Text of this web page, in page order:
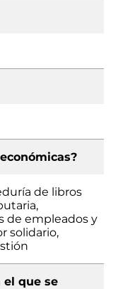
de libros
de empleados y
solidario,
el que se